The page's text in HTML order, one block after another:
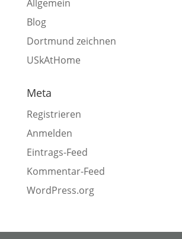
Allgemein
Blog
Dortmund zeichnen
USkAtHome
Meta
Registrieren
Anmelden
Eintrags-Feed
Kommentar-Feed
WordPress.org